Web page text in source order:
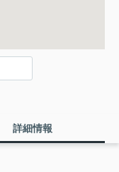
詳細情報